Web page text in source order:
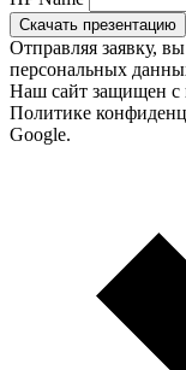
Скачать презентацию
Отправляя заявку,
персональных
Наш сайт защищен с
Политике
Google.